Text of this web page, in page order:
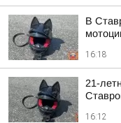
В
16:18
21-
16:12